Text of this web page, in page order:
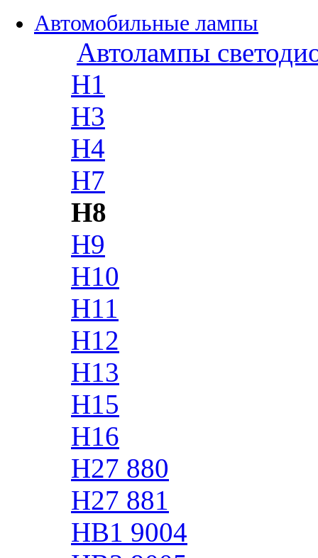
Автомобильные лампы
Автолампы
H1
H3
H4
H7
H8
H9
H10
H11
H12
H13
H15
H16
H27 880
H27 881
HB1 9004